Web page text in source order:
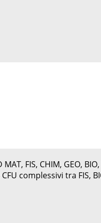
FIS, CHIM, GEO,
complessivi tra FIS,